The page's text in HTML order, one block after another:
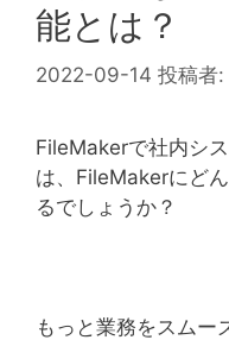
能とは？
2022-09-14 投稿者:
FileMakerで社内シ
は、FileMakerにど
るでしょうか？
もっと業務をスムー